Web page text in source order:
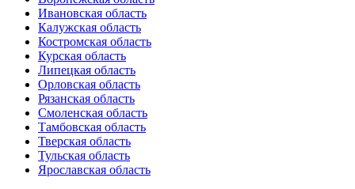
Ивановская область
Калужская область
Костромская область
Курская область
Липецкая область
Орловская область
Рязанская область
Смоленская область
Тамбовская область
Тверская область
Тульская область
Ярославская область